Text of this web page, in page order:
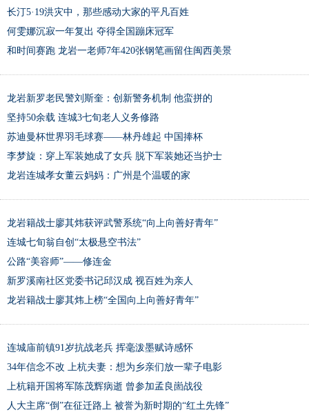
长汀5·19洪灾中，那些感动大家的平凡百姓
何雯娜沉寂一年复出 夺得全国蹦床冠军
和时间赛跑 龙岩一老师7年420张钢笔画留住闽西美景
龙岩新罗老民警刘斯奎：创新警务机制 他蛮拼的
坚持50余载 连城3七旬老人义务修路
苏迪曼杯世界羽毛球赛——林丹雄起 中国捧杯
李梦旋：穿上军装她成了女兵 脱下军装她还当护士
龙岩连城孝女董云妈妈：广州是个温暖的家
龙岩籍战士廖其炜获评武警系统“向上向善好青年”
连城七旬翁自创“太极悬空书法”
公路“美容师”——修连金
新罗溪南社区党委书记邱汉成 视百姓为亲人
龙岩籍战士廖其炜上榜“全国向上向善好青年”
连城庙前镇91岁抗战老兵 挥毫泼墨赋诗感怀
34年信念不改 上杭夫妻：想为乡亲们放一辈子电影
上杭籍开国将军陈茂辉病逝 曾参加孟良崮战役
人大主席“倒”在征迁路上 被誉为新时期的“红土先锋”